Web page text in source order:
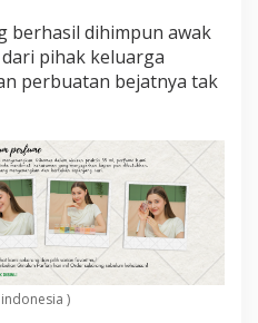
e
n
c
u
l
a
O
k
n
u
m
berhasil dihimpun awak
pihak keluarga
perbuatan bejatnya tak
)